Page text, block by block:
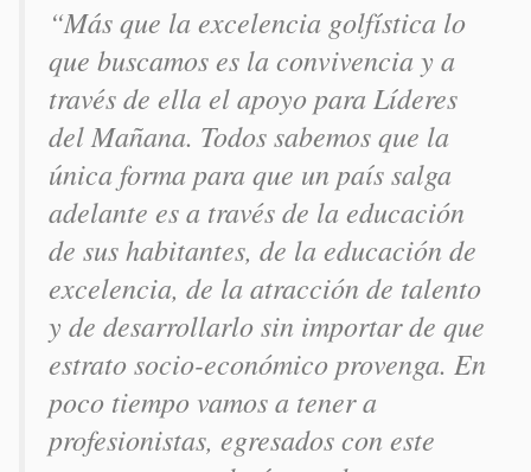
“Más que la excelencia golfística lo
que buscamos es la convivencia y a
través de ella el apoyo para Líderes
del Mañana. Todos sabemos que la
única forma para que un país salga
adelante es a través de la educación
de sus habitantes, de la educación de
excelencia, de la atracción de talento
y de desarrollarlo sin importar de que
estrato socio-económico provenga. En
poco tiempo vamos a tener a
profesionistas, egresados con este